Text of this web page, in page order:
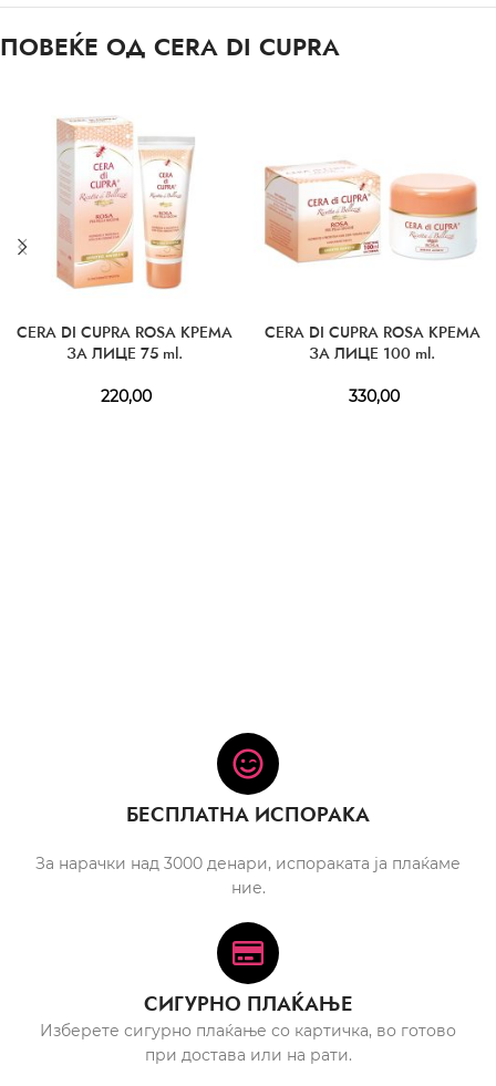
ПОВЕЌЕ ОД CERA DI CUPRA
CERA DI CUPRA ROSA КРЕМА
ЗА ЛИЦЕ 75 ml.
220,00
CERA DI CUPRA ROSA КРЕМА
ЗА ЛИЦЕ 100 ml.
330,00
БЕСПЛАТНА ИСПОРАКА
За нарачки над 3000 денари, испораката ја плаќаме
ние.
СИГУРНО ПЛАЌАЊЕ
Изберете сигурно плаќање со картичка, во готово
при достава или на рати.